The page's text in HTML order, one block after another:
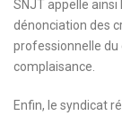
SNJT appelle ainsi
dénonciation des
professionnelle du
complaisance.
Enfin, le syndicat